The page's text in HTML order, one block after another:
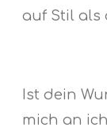
auf Stil als
Ist dein
mich an